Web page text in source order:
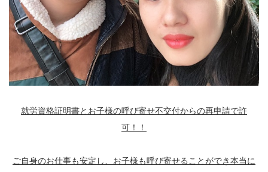
就労資格証明書とお子様の呼び寄せ不交付からの再申請で許
可！！
ご自身のお仕事も安定し、お子様も呼び寄せることができ本当に